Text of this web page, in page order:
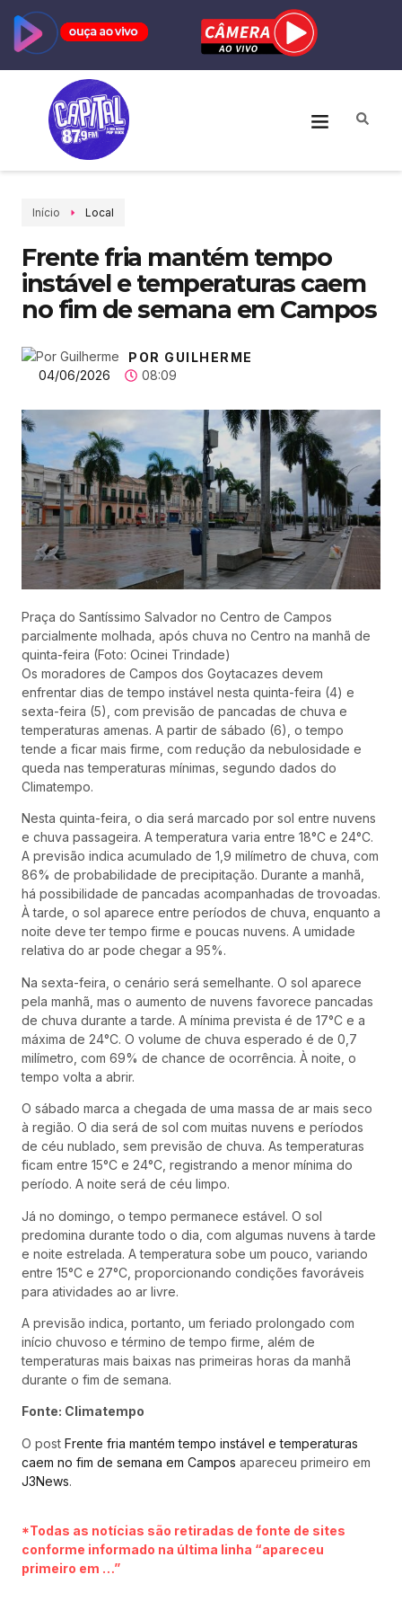
Início Local
Frente fria mantém tempo
instável e temperaturas caem
no fim de semana em Campos
POR GUILHERME
04/06/2026
08:09
Praça do Santíssimo Salvador no Centro de Campos
parcialmente molhada, após chuva no Centro na manhã de
quinta-feira (Foto: Ocinei Trindade)
Os moradores de Campos dos Goytacazes devem
enfrentar dias de tempo instável nesta quinta-feira (4) e
sexta-feira (5), com previsão de pancadas de chuva e
temperaturas amenas. A partir de sábado (6), o tempo
tende a ficar mais firme, com redução da nebulosidade e
queda nas temperaturas mínimas, segundo dados do
Climatempo.
Nesta quinta-feira, o dia será marcado por sol entre nuvens
e chuva passageira. A temperatura varia entre 18°C e 24°C.
A previsão indica acumulado de 1,9 milímetro de chuva, com
86% de probabilidade de precipitação. Durante a manhã,
há possibilidade de pancadas acompanhadas de trovoadas.
À tarde, o sol aparece entre períodos de chuva, enquanto a
noite deve ter tempo firme e poucas nuvens. A umidade
relativa do ar pode chegar a 95%.
Na sexta-feira, o cenário será semelhante. O sol aparece
pela manhã, mas o aumento de nuvens favorece pancadas
de chuva durante a tarde. A mínima prevista é de 17°C e a
máxima de 24°C. O volume de chuva esperado é de 0,7
milímetro, com 69% de chance de ocorrência. À noite, o
tempo volta a abrir.
O sábado marca a chegada de uma massa de ar mais seco
à região. O dia será de sol com muitas nuvens e períodos
de céu nublado, sem previsão de chuva. As temperaturas
ficam entre 15°C e 24°C, registrando a menor mínima do
período. A noite será de céu limpo.
Já no domingo, o tempo permanece estável. O sol
predomina durante todo o dia, com algumas nuvens à tarde
e noite estrelada. A temperatura sobe um pouco, variando
entre 15°C e 27°C, proporcionando condições favoráveis
para atividades ao ar livre.
A previsão indica, portanto, um feriado prolongado com
início chuvoso e término de tempo firme, além de
temperaturas mais baixas nas primeiras horas da manhã
durante o fim de semana.
Fonte: Climatempo
O post Frente fria mantém tempo instável e temperaturas
caem no fim de semana em Campos apareceu primeiro em
J3News.
*Todas as notícias são retiradas de fonte de sites
conforme informado na última linha “apareceu
primeiro em …”